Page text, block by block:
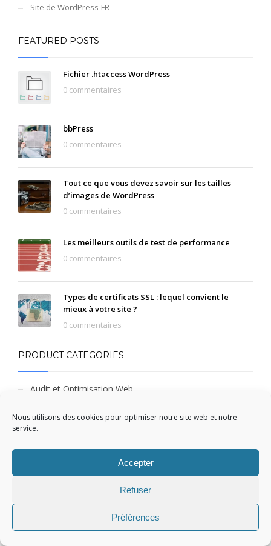
Nous utilisons des cookies pour optimiser notre site web et notre
service.
Accepter
Refuser
Préférences
Site de WordPress-FR
FEATURED POSTS
Fichier .htaccess WordPress
0 commentaires
bbPress
0 commentaires
Tout ce que vous devez savoir sur les tailles
d’images de WordPress
0 commentaires
Les meilleurs outils de test de performance
0 commentaires
Types de certificats SSL : lequel convient le
mieux à votre site ?
0 commentaires
PRODUCT CATEGORIES
Audit et Optimisation Web
Non classé
Offre d'Hébergement Web
Offre de Marketing Digital
Référencement naturel - 1 mois